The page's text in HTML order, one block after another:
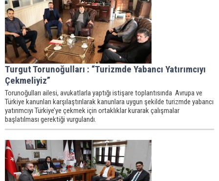
Turgut Torunoğulları : “Turizmde Yabancı Yatırımcıyı
Çekmeliyiz”
Torunoğulları ailesi, avukatlarla yaptığı istişare toplantısında Avrupa ve
Türkiye kanunları karşılaştırılarak kanunlara uygun şekilde turizmde yabancı
yatırımcıyı Türkiye’ye çekmek için ortaklıklar kurarak çalışmalar
başlatılması gerektiği vurgulandı.